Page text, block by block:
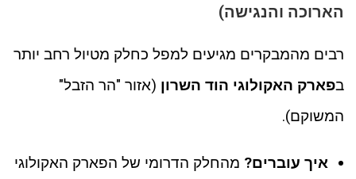
הארוכה והנגישה)
רבים מהמבקרים מגיעים למפל כחלק מטיול רחב יותר
בפארק האקולוגי הוד השרון (אזור "הר הזבל"
המשוקם).
איך עוברים? מהחלק הדרומי של הפארק האקולוגי